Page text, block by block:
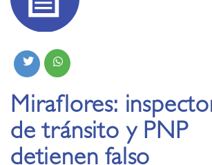
Miraflores:
de tránsito y PNP
detienen falso